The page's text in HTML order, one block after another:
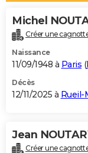
Alimentation
Guide de la santé
Maladies
Médicaments
Sommeil
VOYAGE
Destinations
City break
Voyage nature
Voyage de noces
Forum
Climat
+PHOTO
GUIDES D'ACHAT
BONS PLANS
Carte de Noël
Carte Bonne année
Carte Saint-Valentin
Carte Pâques
Carte d'anniversaire
DICTIONNAIRE
Michel
Créer une
Naissance
11/09/1948 à Paris (
Décès
12/11/2025 à Rueil-
Jean
Créer une